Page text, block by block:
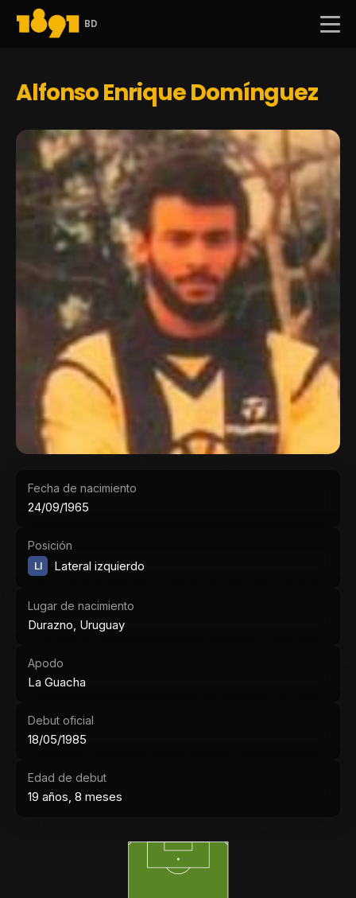
BD
Alfonso Enrique Domínguez
Fecha de nacimiento
24/09/1965
Posición
LI Lateral izquierdo
Lugar de nacimiento
Durazno, Uruguay
Apodo
La Guacha
Debut oficial
18/05/1985
Edad de debut
19 años, 8 meses